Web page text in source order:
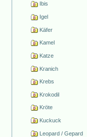
Ibis
Igel
Käfer
Kamel
Katze
Kranich
Krebs
Krokodil
Kröte
Kuckuck
Leopard / Gepard